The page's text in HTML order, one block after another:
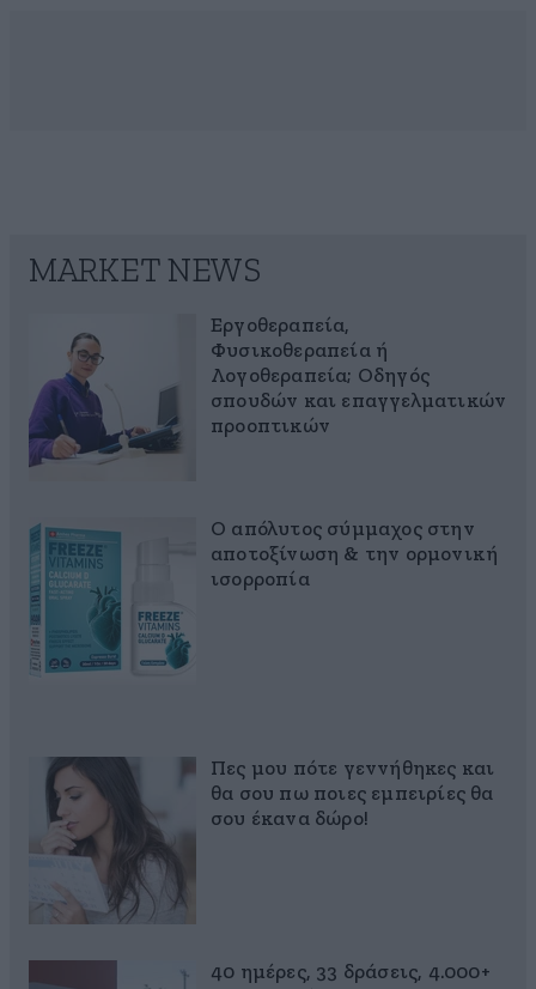
MARKET NEWS
Εργοθεραπεία,
Φυσικοθεραπεία ή
Λογοθεραπεία; Οδηγός
σπουδών και επαγγελματικών
προοπτικών
Ο απόλυτος σύμμαχος στην
αποτοξίνωση & την ορμονική
ισορροπία
Πες μου πότε γεννήθηκες και
θα σου πω ποιες εμπειρίες θα
σου έκανα δώρο!
40 ημέρες, 33 δράσεις, 4.000+